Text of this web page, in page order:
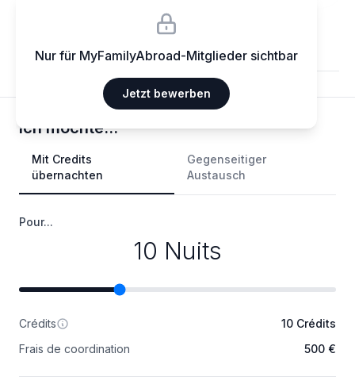
Nur für MyFamilyAbroad-Mitglieder sichtbar
Jetzt bewerben
Ich möchte...
Mit Credits
übernachten
Gegenseitiger
Austausch
Pour...
10 Nuits
Crédits
10 Crédits
Frais de coordination
500 €